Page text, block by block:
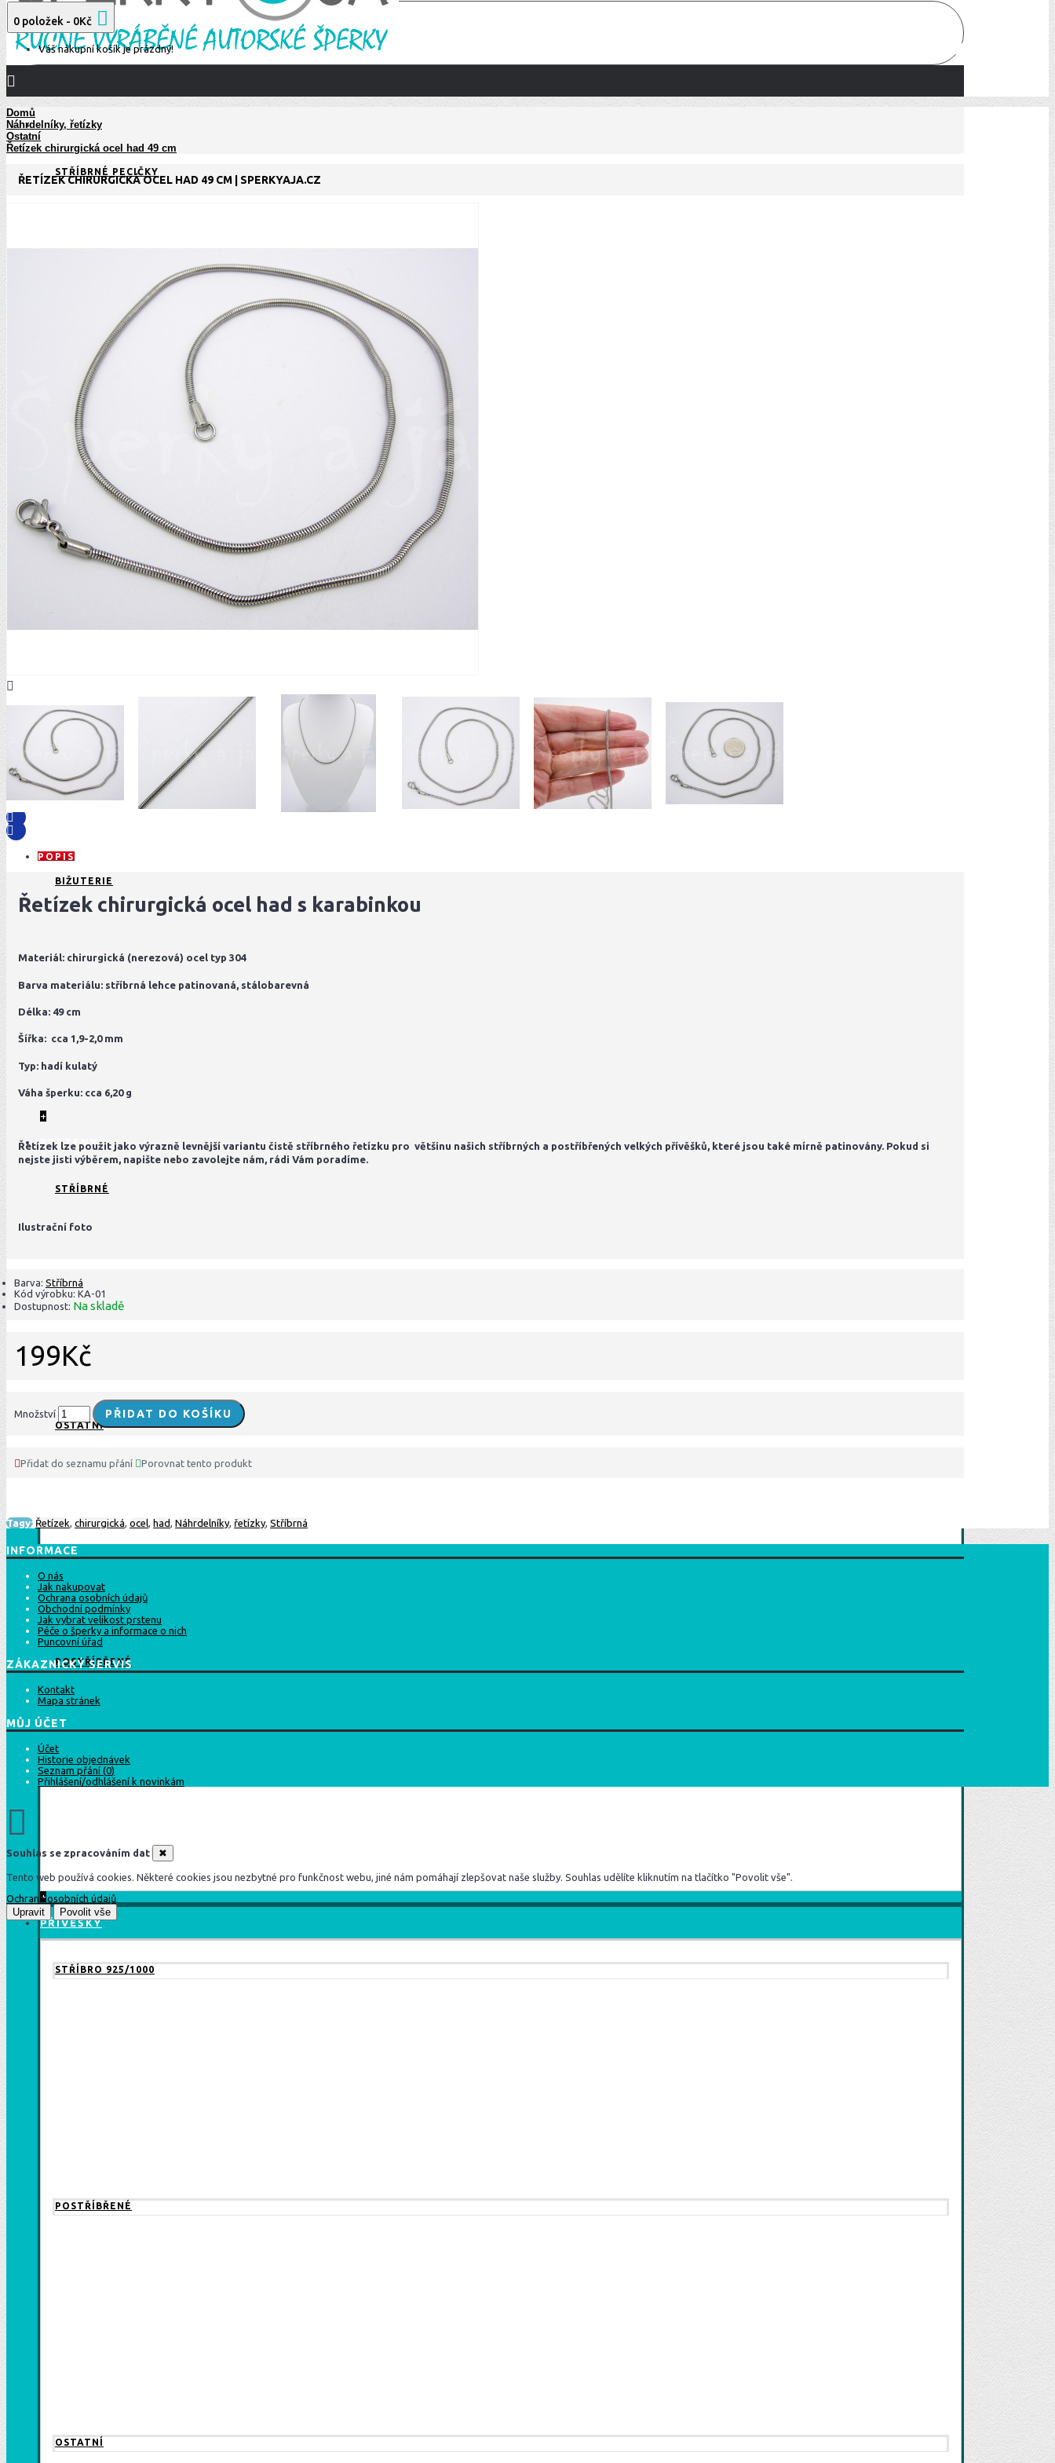
0 položek - 0Kč
Váš nákupní košík je prázdný!
NÁUŠNICE
STŘÍBRNÉ PECIČKY
STŘÍBRNÉ VISACÍ
BIŽUTERIE
+
PRSTENY
STŘÍBRNÉ
OSTATNÍ
POSTŘÍBŘENÉ
+
PŘÍVĚŠKY
STŘÍBRO 925/1000
POSTŘÍBŘENÉ
OSTATNÍ
Domů
Náhrdelníky, řetízky
Ostatní
Řetízek chirurgická ocel had 49 cm
ŘETÍZEK CHIRURGICKÁ OCEL HAD 49 CM | SPERKYAJA.CZ
POPIS
Řetízek chirurgická ocel had s karabinkou
Materiál: chirurgická (nerezová) ocel typ 304
Barva materiálu: stříbrná lehce patinovaná, stálobarevná
Délka: 49 cm
Šířka: cca 1,9-2,0 mm
Typ: hadí kulatý
Váha šperku: cca 6,20 g
Řetízek lze použit jako výrazně levnější variantu čistě stříbrného řetízku pro většinu našich stříbrných a postříbřených velkých přívěšků, které jsou také mírně patinovány. Pokud si
nejste jisti výběrem, napište nebo zavolejte nám, rádi Vám poradíme.
Ilustrační foto
Barva: Stříbrná
Kód výrobku: KA-01
Dostupnost: Na skladě
199Kč
Množství PŘIDAT DO KOŠÍKU
Přidat do seznamu přání Porovnat tento produkt
Tagy: Řetízek, chirurgická, ocel, had, Náhrdelníky, řetízky, Stříbrná
INFORMACE
O nás
Jak nakupovat
Ochrana osobních údajů
Obchodní podmínky
Jak vybrat velikost prstenu
Péče o šperky a informace o nich
Puncovní úřad
ZÁKAZNICKÝ SERVIS
Kontakt
Mapa stránek
MŮJ ÚČET
Účet
Historie objednávek
Seznam přání (0)
Přihlášení/odhlášení k novinkám
Souhlas se zpracováním dat ✖
Tento web používá cookies. Některé cookies jsou nezbytné pro funkčnost webu, jiné nám pomáhají zlepšovat naše služby. Souhlas udělíte kliknutím na tlačítko "Povolit vše".
Ochrana osobních údajů
Upravit Povolit vše